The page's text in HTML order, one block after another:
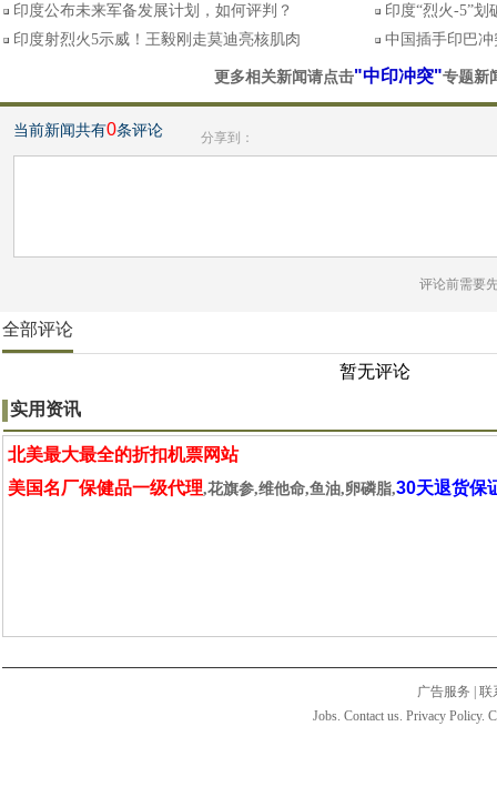
印度公布未来军备发展计划，如何评判？
印度“烈火-5”
印度射烈火5示威！王毅刚走莫迪亮核肌肉
中国插手印巴
更多相关新闻请点击"中印冲突"专题新
当前新闻共有0条评论 分享到：
评论前需要
全部评论
暂无评论
实用资讯
北美最大最全的折扣机票网站
美国名厂保健品一级代理,花旗参,维他命,鱼油,卵磷脂,30天退货保
广告服务
联
Jobs. Contact us. Privacy Policy.